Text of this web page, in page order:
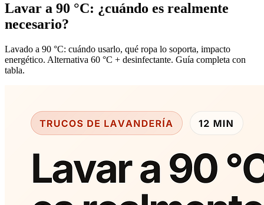
Lavar a 90 °C: ¿cuándo es realmente
necesario?
Lavado a 90 °C: cuándo usarlo, qué ropa lo soporta, impacto
energético. Alternativa 60 °C + desinfectante. Guía completa con
tabla.